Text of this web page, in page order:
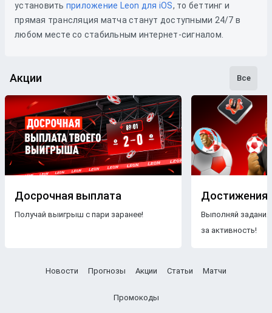
установить приложение Leon для iOS, то беттинг и
прямая трансляция матча станут доступными 24/7 в
любом месте со стабильным интернет-сигналом.
Акции Все
Досрочная выплата
Получай выигрыш с пари заранее!
Достижения
Выполняй
за активность!
Новости Прогнозы Акции Статьи Матчи
Промокоды